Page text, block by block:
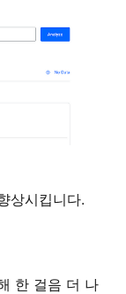
상시킵니다.
한 걸음 더 나